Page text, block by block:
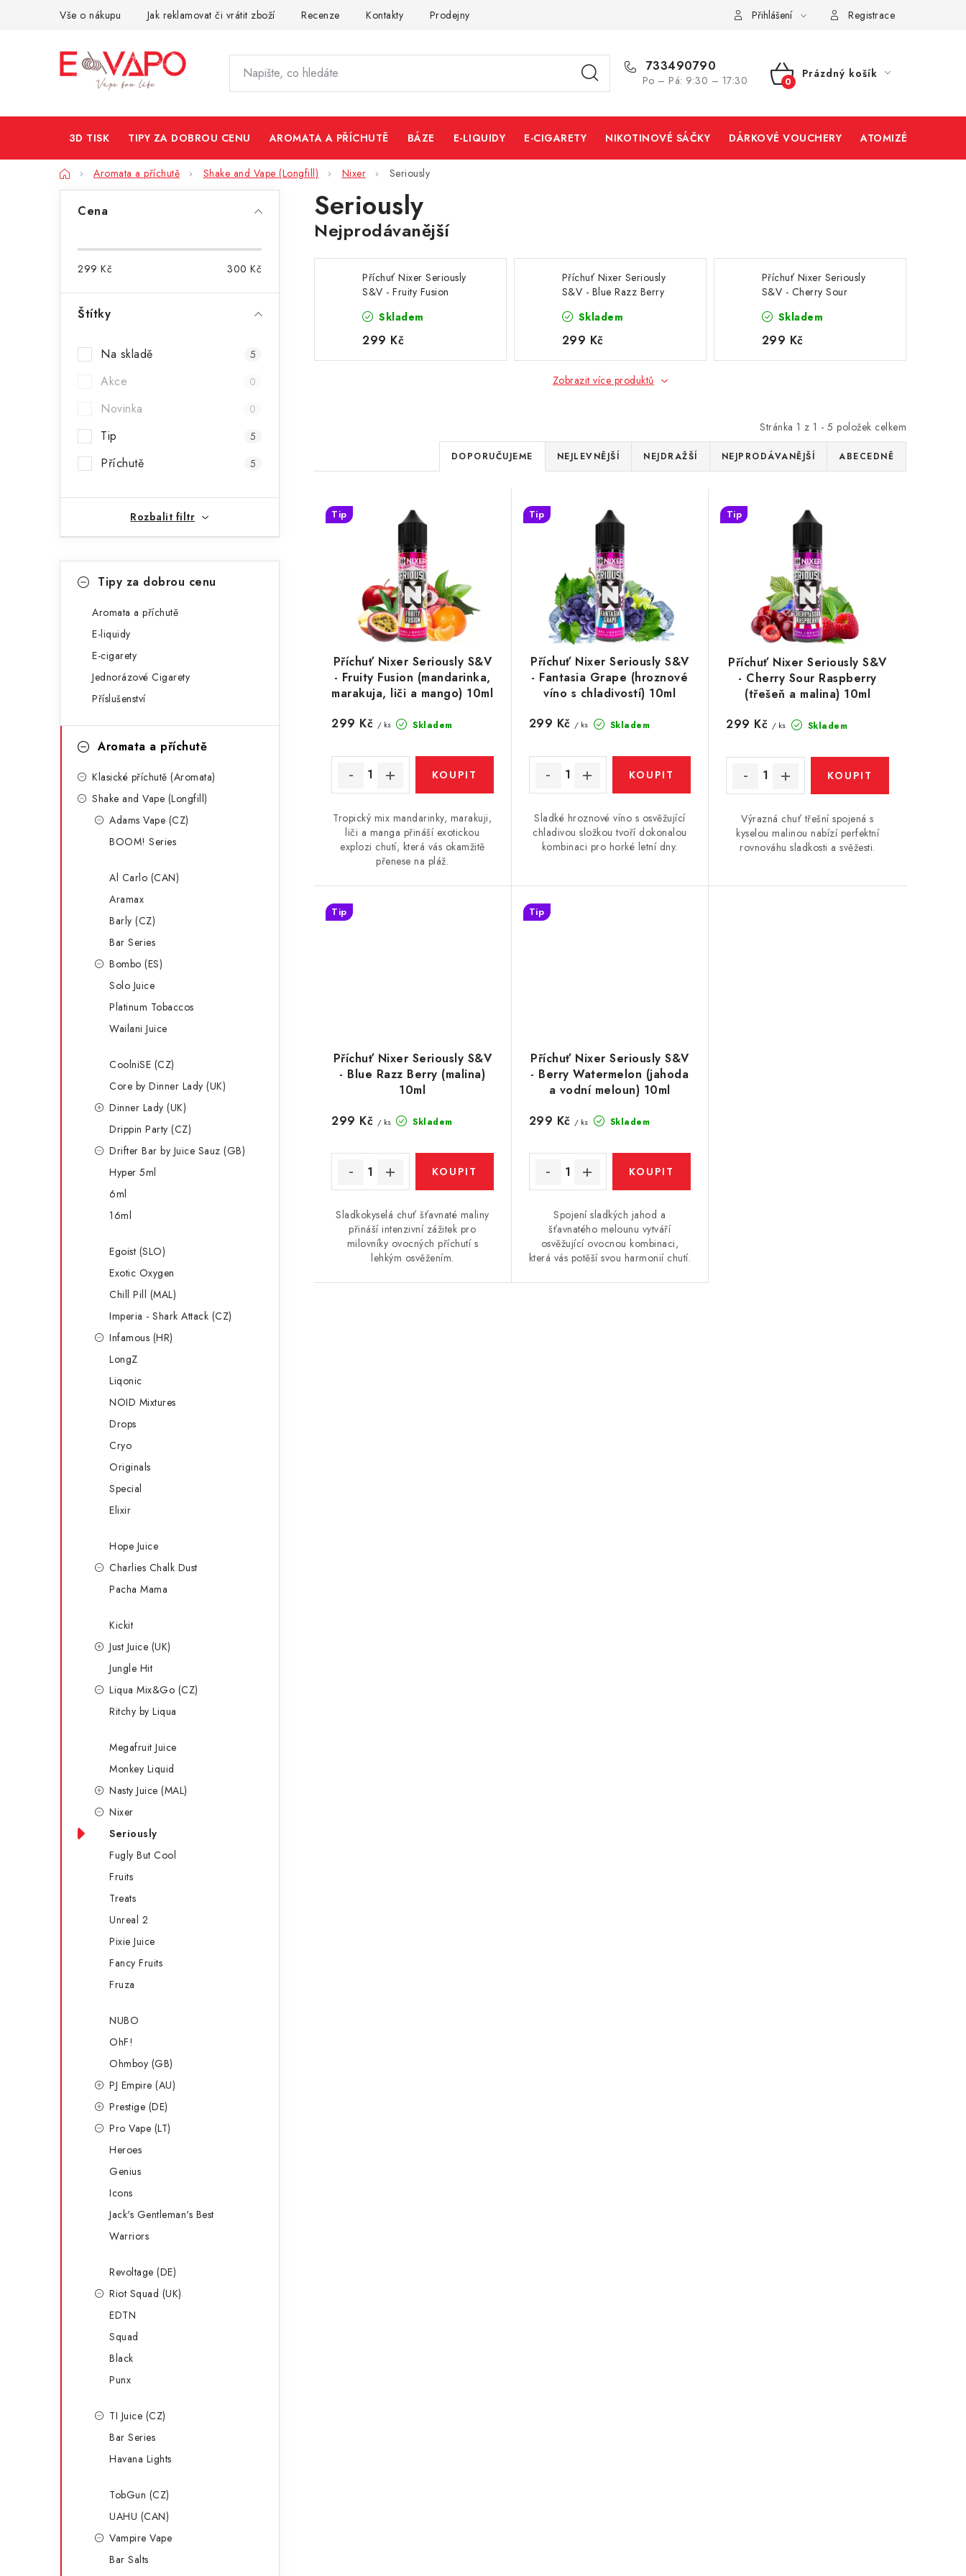
Vše o nákupu Jak reklamovat či vrátit zboží Recenze Kontakty Prodejny Přihlášení Registrace
733490790
Po – Pá: 9:30 – 17:30
NÁKUPNÍ
Prázdný košík
3D TISK TIPY ZA DOBROU CENU AROMATA A PŘÍCHUTĚ BÁZE E-LIQUIDY E-CIGARETY NIKOTINOVÉ SÁČKY DÁRKOVÉ VOUCHERY ATOMIZÉRY A
DomůAromata a příchutě Shake and Vape (Longfill) Nixer Seriously
t
n
e
l
Cena
299 Kč 300 Kč
Štítky
Na skladě 5
Akce 0
Novinka 0
Tip 5
Příchutě 5
Rozbalit filtr
kategorieTipy za dobrou cenu
Aromata a příchutě
E-liquidy
E-cigarety
Jednorázové Cigarety
Příslušenství
Aromata a příchutě
Klasické příchutě (Aromata)
Shake and Vape (Longfill)
Adams Vape (CZ)
BOOM! Series
Al Carlo (CAN)
Aramax
Barly (CZ)
Bar Series
Bombo (ES)
Solo Juice
Platinum Tobaccos
Wailani Juice
CoolniSE (CZ)
Core by Dinner Lady (UK)
Dinner Lady (UK)
Drippin Party (CZ)
Drifter Bar by Juice Sauz (GB)
Hyper 5ml
6ml
16ml
Egoist (SLO)
Exotic Oxygen
Chill Pill (MAL)
Imperia - Shark Attack (CZ)
Infamous (HR)
LongZ
Liqonic
NOID Mixtures
Drops
Cryo
Originals
Special
Elixir
Hope Juice
Charlies Chalk Dust
Pacha Mama
Kickit
Just Juice (UK)
Jungle Hit
Liqua Mix&Go (CZ)
Ritchy by Liqua
Megafruit Juice
Monkey Liquid
Nasty Juice (MAL)
Nixer
Seriously
Fugly But Cool
Fruits
Treats
Unreal 2
Pixie Juice
Fancy Fruits
Fruza
NUBO
OhF!
Ohmboy (GB)
PJ Empire (AU)
Prestige (DE)
Pro Vape (LT)
Heroes
Genius
Icons
Jack's Gentleman's Best
Warriors
Revoltage (DE)
Riot Squad (UK)
EDTN
Squad
Black
Punx
TI Juice (CZ)
Bar Series
Havana Lights
TobGun (CZ)
UAHU (CAN)
Vampire Vape
Bar Salts
Seriously
Nejprodávanější
Příchuť Nixer Seriously
S&V - Fruity Fusion
liči a mango) 10ml
Skladem
299 Kč
Příchuť Nixer Seriously
S&V - Blue Razz Berry
Skladem
299 Kč
Příchuť Nixer Seriously
S&V - Cherry Sour
malina) 10ml
Skladem
299 Kč
Zobrazit více produktů
Stránka 1 z 1 - 5 položek celkem
Ř
a
n
í
p
r
o
d
u
k
t
ů
DOPORUČUJEME NEJLEVNĚJŠÍ NEJDRAŽŠÍ NEJPRODÁVANĚJŠÍ ABECEDNĚ
V
Příchuť Nixer Seriously S&V
- Fruity Fusion (mandarinka,
marakuja, liči a mango) 10ml
Tip
Skladem
299 Kč / ks
Tropický mix mandarinky, marakuji,
liči a manga přináší exotickou
explozi chutí, která vás okamžitě
přenese na pláž.
Příchuť Nixer Seriously S&V
- Fantasia Grape (hroznové
víno s chladivostí) 10ml
Tip
Skladem
299 Kč / ks
Sladké hroznové víno s osvěžující
chladivou složkou tvoří dokonalou
kombinaci pro horké letní dny.
Příchuť Nixer Seriously S&V
- Cherry Sour Raspberry
(třešeň a malina) 10ml
Tip
Skladem
299 Kč / ks
Výrazná chuť třešní spojená s
kyselou malinou nabízí perfektní
rovnováhu sladkosti a svěžesti.
Příchuť Nixer Seriously S&V
- Blue Razz Berry (malina)
10ml
Tip
Skladem
299 Kč / ks
Sladkokyselá chuť šťavnaté maliny
přináší intenzivní zážitek pro
milovníky ovocných příchutí s
lehkým osvěžením.
Příchuť Nixer Seriously S&V
- Berry Watermelon (jahoda
a vodní meloun) 10ml
Tip
Skladem
299 Kč / ks
Spojení sladkých jahod a
šťavnatého melounu vytváří
osvěžující ovocnou kombinaci,
která vás potěší svou harmonií chutí.